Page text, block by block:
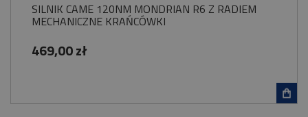
SILNIK CAME 120NM MONDRIAN R6 Z RADIEM
MECHANICZNE KRAŃCÓWKI
469,00 zł